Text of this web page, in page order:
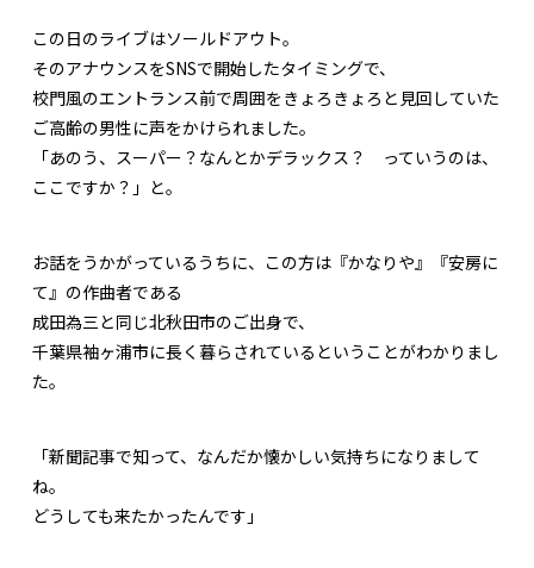
この日のライブはソールドアウト。
そのアナウンスをSNSで開始したタイミングで、
校門風のエントランス前で周囲をきょろきょろと見回していた
ご高齢の男性に声をかけられました。
「あのう、スーパー？なんとかデラックス？ っていうのは、
ここですか？」と。
お話をうかがっているうちに、この方は『かなりや』『安房に
て』の作曲者である
成田為三と同じ北秋田市のご出身で、
千葉県袖ヶ浦市に長く暮らされているということがわかりまし
た。
「新聞記事で知って、なんだか懐かしい気持ちになりまして
ね。
どうしても来たかったんです」